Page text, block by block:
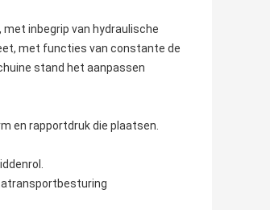
inbegrip van hydraulische
met functies van constante de
stand het aanpassen
en rapportdruk die plaatsen.